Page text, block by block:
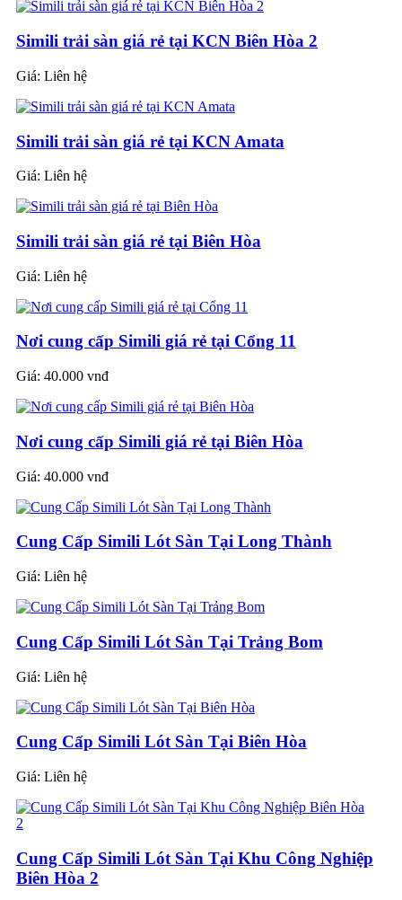
Simili trải sàn giá rẻ tại KCN Biên Hòa 2
Giá: Liên hệ
Simili trải sàn giá rẻ tại KCN Amata
Giá: Liên hệ
Simili trải sàn giá rẻ tại Biên Hòa
Giá: Liên hệ
Nơi cung cấp Simili giá rẻ tại Cổng 11
Giá: 40.000 vnđ
Nơi cung cấp Simili giá rẻ tại Biên Hòa
Giá: 40.000 vnđ
Cung Cấp Simili Lót Sàn Tại Long Thành
Giá: Liên hệ
Cung Cấp Simili Lót Sàn Tại Trảng Bom
Giá: Liên hệ
Cung Cấp Simili Lót Sàn Tại Biên Hòa
Giá: Liên hệ
Cung Cấp Simili Lót Sàn Tại Khu Công Nghiệp
Biên Hòa 2